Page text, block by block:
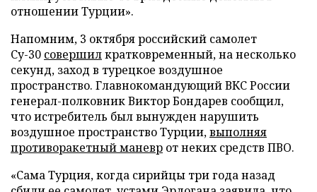
отношении Турции».
Напомним, 3 октября российский самолет
Су-30 совершилкратковременный, на несколько
секунд, заход в турецкое воздушное
пространство. Главнокомандующий ВКС России
генерал-полковник Виктор Бондарев сообщил,
что истребитель был вынужден нарушить
воздушное пространство Турции,выполняя
противоракетный маневр от неких средств ПВО.
«Сама Турция, когда сирийцы три года назад